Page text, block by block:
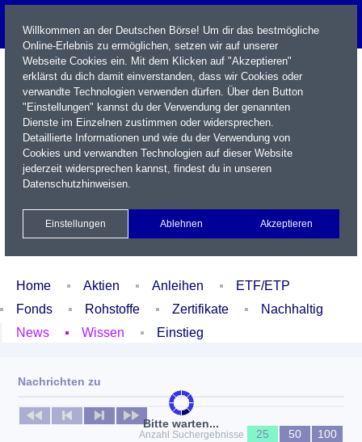
Name / WKN / ISIN / Kürzel
Xetra Realtime
Watchlist Portfolio Login
Home Aktien Anleihen
ETF/ETP
Fonds
Rohstoffe Zertifikate
Nachhaltig
News
Wissen Einstieg
Bitte warten...
Nachrichten zu
Keine News verfügbar
Anzahl Suchergebnisse
25 50 100
Willkommen an der Deutschen Börse! Um dir das bestmögliche
Online-Erlebnis zu ermöglichen, setzen wir auf unserer
Webseite Cookies ein. Mit dem Klicken auf "Akzeptieren"
erklärst du dich damit einverstanden, dass wir Cookies oder
verwandte Technologien verwenden dürfen. Über den Button
"Einstellungen" kannst du der Verwendung der genannten
Dienste im Einzelnen zustimmen oder widersprechen.
Detaillierte Informationen und wie du der Verwendung von
Cookies und verwandten Technologien auf dieser Website
jederzeit widersprechen kannst, findest du in unseren
Datenschutzhinweisen.
Einstellungen Ablehnen Akzeptieren